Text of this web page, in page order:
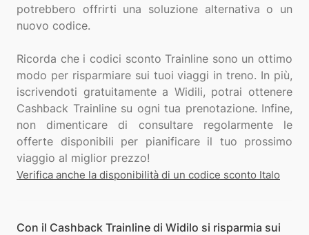
potrebbero offrirti una soluzione alternativa o un
nuovo codice.
Ricorda che i codici sconto Trainline sono un ottimo
modo per risparmiare sui tuoi viaggi in treno. In più,
iscrivendoti gratuitamente a Widili, potrai ottenere
Cashback Trainline su ogni tua prenotazione. Infine,
non dimenticare di consultare regolarmente le
offerte disponibili per pianificare il tuo prossimo
Verifica anche la disponibilità di un codice sconto Italo
Con il Cashback Trainline di Widilo si risparmia sui